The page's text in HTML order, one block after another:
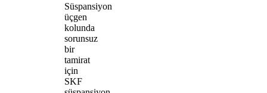
Süspansiyon
üçgen
kolunda
sorunsuz
bir
tamirat
için
SKF